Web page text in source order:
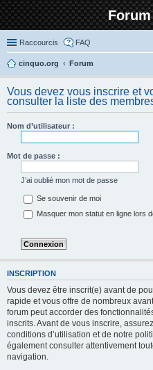
Raccourcis FAQ
cinquo.org
Forum
Vous devez vous inscrire et
consulter la liste des
Nom d’utilisateur :
Mot de passe :
J’ai oublié mon mot de passe
Se souvenir de moi
Masquer mon statut en ligne lors
INSCRIPTION
Vous devez être inscrit(e) avant de
rapide et vous offre de nombreux
forum peut accorder des
inscrits. Avant de vous inscrire,
conditions d’utilisation et de notre
également consulter attentivement
navigation.